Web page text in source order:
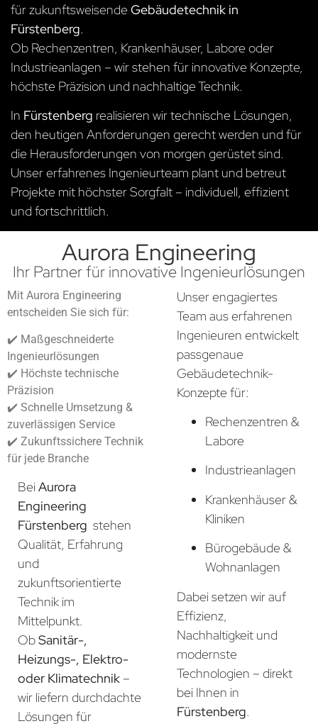
für zukunftsweisendeGebäudetechnik in
Fürstenberg.
Ob Rechenzentren, Krankenhäuser, Labore oder
Industrieanlagen – wir stehen für innovative Konzepte,
höchste Präzision und nachhaltige Technik.
In Fürstenberg realisieren wir technische Lösungen,
den heutigen Anforderungen gerecht werden und für
die Herausforderungen von morgen gerüstet sind.
Unser erfahrenes Ingenieurteam plant und betreut
Projekte mit höchster Sorgfalt – individuell, effizient
und fortschrittlich.
Aurora Engineering
Ihr Partner für innovative Ingenieurlösungen
Mit Aurora Engineering
entscheiden Sie sich für:
✔️ Maßgeschneiderte
Ingenieurlösungen
✔️ Höchste technische
Präzision
✔️ Schnelle Umsetzung &
zuverlässigen Service
✔️ Zukunftssichere Technik
für jede Branche
BeiAurora
Engineering
Fürstenberg stehen
Qualität, Erfahrung
und
zukunftsorientierte
Technik im
Mittelpunkt.
ObSanitär-,
Heizungs-, Elektro-
oder Klimatechnik –
wir liefern durchdachte
Lösungen für
Unser engagiertes
Team aus erfahrenen
Ingenieuren entwickelt
passgenaue
Gebäudetechnik-
Konzepte für:
Rechenzentren &
Labore
Industrieanlagen
Krankenhäuser &
Kliniken
Bürogebäude &
Wohnanlagen
Dabei setzen wir auf
Effizienz,
Nachhaltigkeit und
modernste
Technologien – direkt
bei Ihnen in
Fürstenberg.